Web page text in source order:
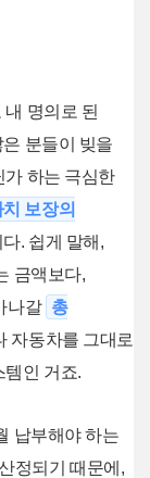
명의로 된
분들이 빚을
가 하는 극심한
보장의
. 쉽게 말해,
금액보다,
나갈 총
자동차를 그대로
템인 거죠.
납부해야 하는
정되기 때문에,